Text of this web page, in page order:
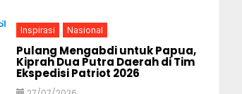
Inspirasi Nasional
Pulang Mengabdi untuk Papua,
Kiprah Dua Putra Daerah di Tim
Ekspedisi Patriot 2026